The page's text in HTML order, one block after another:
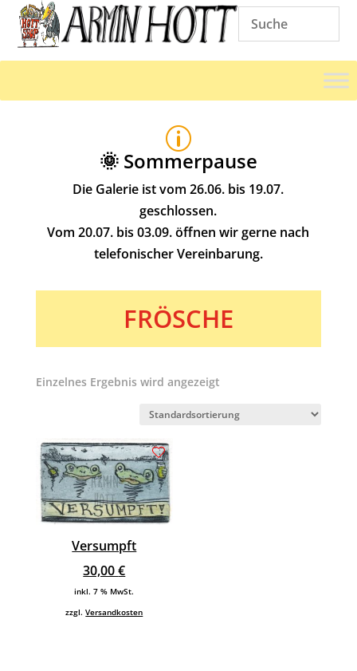
p
🌞 Sommerpause
Die Galerie ist vom 26.06. bis 19.07.
geschlossen.
Vom 20.07. bis 03.09. öffnen wir gerne nach
telefonischer Vereinbarung.
FRÖSCHE
Einzelnes Ergebnis wird angezeigt
Versumpft
30,00€
inkl. 7 % MwSt.
zzgl.Versandkosten